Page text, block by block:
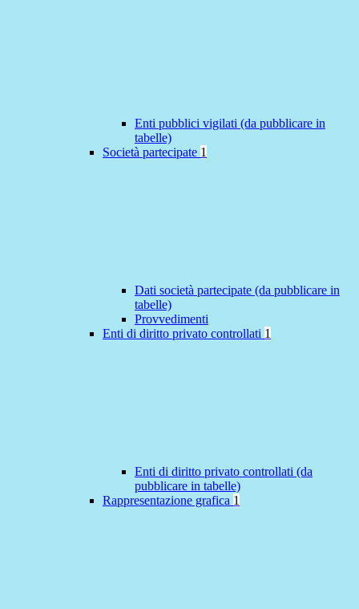
Enti pubblici vigilati (da pubblicare in
tabelle)
Società partecipate 1
Dati società partecipate (da pubblicare in
tabelle)
Provvedimenti
Enti di diritto privato controllati 1
Enti di diritto privato controllati (da
pubblicare in tabelle)
Rappresentazione grafica 1